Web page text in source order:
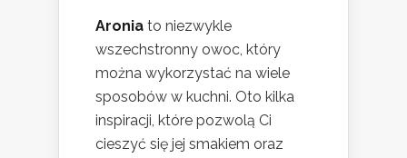
Aronia to niezwykle
wszechstronny owoc, który
można wykorzystać na wiele
sposobów w kuchni. Oto kilka
inspiracji, które pozwolą Ci
cieszyć się jej smakiem oraz